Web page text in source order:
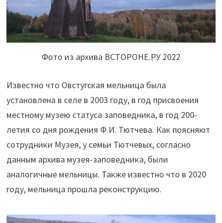
Фото из архива ВСТОРОНЕ.РУ 2022
Известно что Овстугская мельница была
установлена в селе в 2003 году, в год присвоения
местному музею статуса заповедника, в год 200-
летия со дня рождения Ф.И. Тютчева. Как поясняют
сотрудники Музея, у семьи Тютчевых, согласно
данным архива музея-заповедника, были
аналогичные мельницы. Также известно что в 2020
году, мельница прошла реконструкцию.